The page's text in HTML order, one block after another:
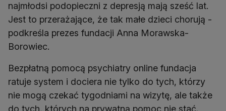
najmłodsi podopieczni z depresją mają sześć lat.
Jest to przerażające, że tak małe dzieci chorują -
podkreśla prezes fundacji Anna Morawska-
Borowiec.
Bezpłatną pomocą psychiatry online fundacja
ratuje system i dociera nie tylko do tych, którzy
nie mogą czekać tygodniami na wizytę, ale także
do tych, których na prywatną pomoc nie stać.